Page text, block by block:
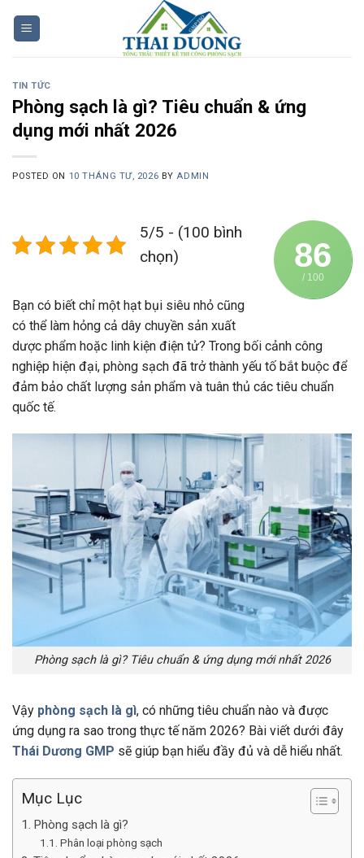
TIN TỨC
Phòng sạch là gì? Tiêu chuẩn & ứng
dụng mới nhất 2026
POSTED ON 10 THÁNG TƯ, 2026 BY ADMIN
86
/ 100
5/5 - (100 bình
chọn)
Bạn có biết chỉ một hạt bụi siêu nhỏ cũng
có thể làm hỏng cả dây chuyền sản xuất
dược phẩm hoặc linh kiện điện tử? Trong bối cảnh công
nghiệp hiện đại, phòng sạch đã trở thành yếu tố bắt buộc để
đảm bảo chất lượng sản phẩm và tuân thủ các tiêu chuẩn
quốc tế.
Phòng sạch là gì? Tiêu chuẩn & ứng dụng mới nhất 2026
Vậy phòng sạch là gì, có những tiêu chuẩn nào và được
ứng dụng ra sao trong thực tế năm 2026? Bài viết dưới đây
Thái Dương GMP sẽ giúp bạn hiểu đầy đủ và dễ hiểu nhất.
Mục Lục
Phòng sạch là gì?
Phân loại phòng sạch